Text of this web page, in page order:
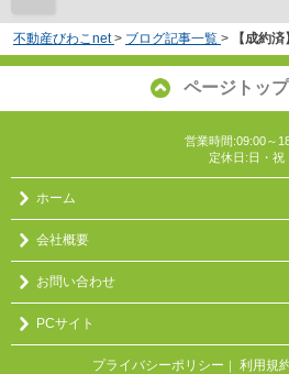
不動産びわこnet > ブログ記事一覧 > 【成約
ページトッ
営業時間:09:00～
定休日:日・祝
ホーム
会社概要
お問い合わせ
PCサイト
プライバシーポリシー ｜ 利用規